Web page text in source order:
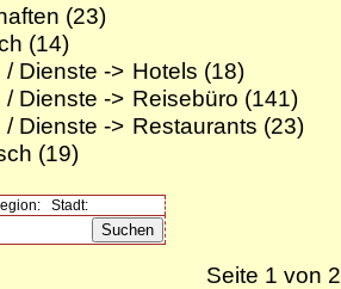
(23)
(14)
Dienste -> Hotels (18)
Dienste -> Reisebüro (141)
Dienste -> Restaurants (23)
(19)
Stadt:
Seite 1 von